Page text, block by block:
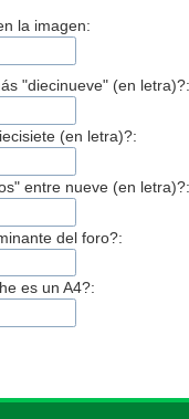
la imagen:
"diecinueve" (en letra)?:
(en letra)?:
entre nueve (en letra)?:
del foro?:
es un A4?: